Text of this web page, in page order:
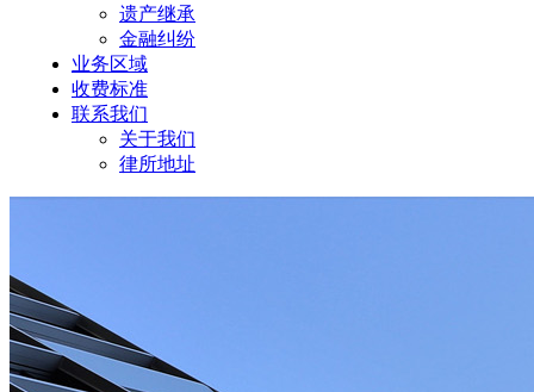
遗产继承
金融纠纷
业务区域
收费标准
联系我们
关于我们
律所地址